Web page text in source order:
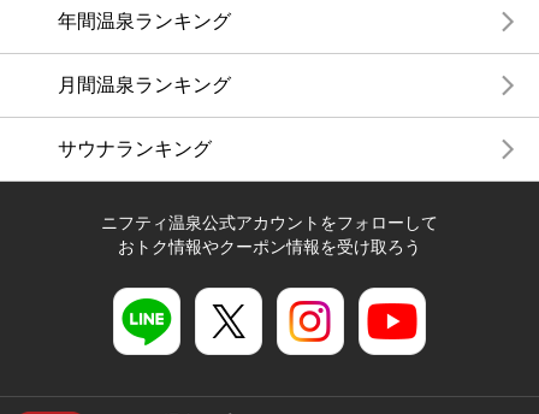
年間温泉ランキング
月間温泉ランキング
サウナランキング
ニフティ温泉公式アカウントをフォローして
おトク情報やクーポン情報を受け取ろう